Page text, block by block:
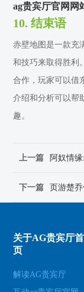
ag贵宾厅官网网
10. 结束语
赤壁地图是一款充
和技巧来取得胜利
合作，玩家可以借
介绍和分析可以帮
趣。
上一篇 阿奴情
下一篇
关于AG贵宾厅首
页
解读AG贵宾厅